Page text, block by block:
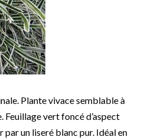
Plante vivace semblable à
Feuillage vert foncé d’aspect
par un liseré blanc pur. Idéal en